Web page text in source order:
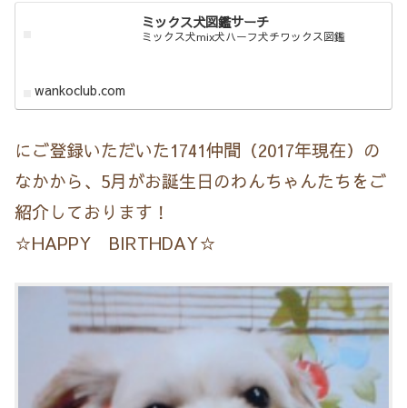
ミックス犬図鑑サーチ
ミックス犬mix犬ハーフ犬チワックス図鑑
wankoclub.com
にご登録いただいた1741仲間（2017年現在）の
なかから、5月がお誕生日のわんちゃんたちをご
紹介しております！
☆HAPPY BIRTHDAY☆